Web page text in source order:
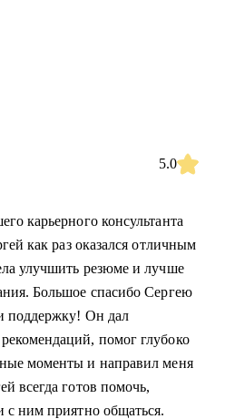
5.0
карьерного консультанта
как раз оказался отличным
улучшить резюме и лучше
Большое спасибо Сергею
поддержку! Он дал
помог глубоко
моменты и направил меня
всегда готов помочь,
с ним приятно общаться.